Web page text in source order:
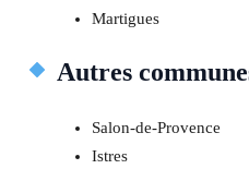
Martigues
Autres
Salon-de-Provence
Istres